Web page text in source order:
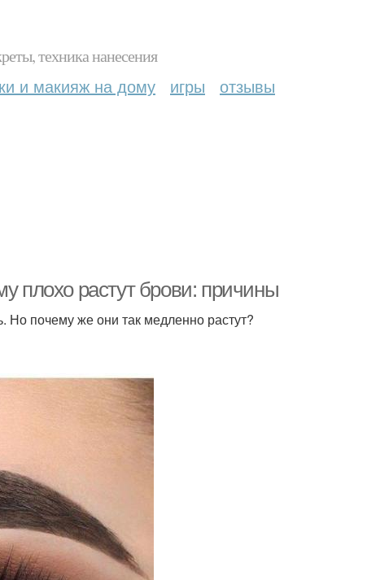
техника нанесения
и макияж на дому игры отзывы
плохо растут брови: причины
почему же они так медленно растут?